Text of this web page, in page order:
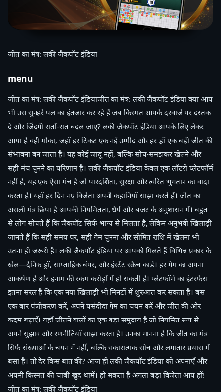
जीत का मंत्र: लकी जैकपॉट इंडिया
menu
जीत का मंत्र: लकी जैकपॉट इंडियाजीत का मंत्र: लकी जैकपॉट इंडिया क्या आप
भी उस सुनहरे पल का इंतजार कर रहे हैं जब किस्मत आपके दरवाजे पर दस्तक
दे और जिंदगी रातों-रात बदल जाए? लकी जैकपॉट इंडिया आपके लिए लेकर
आया है वही मौका, जहाँ हर टिकट एक नई उम्मीद और हर ड्रॉ एक बड़ी जीत की
संभावना बन जाता है। यह कोई जादू नहीं, बल्कि सोच-समझकर खेलने और
सही मंच चुनने का परिणाम है। लकी जैकपॉट इंडिया केवल एक लॉटरी प्लेटफॉर्म
नहीं है, यह एक ऐसा मंच है जो पारदर्शिता, सुरक्षा और त्वरित भुगतान का वादा
करता है। यहाँ हर दिन नए विजेता अपनी कहानियाँ साझा करते हैं। जीत का
असली मंत्र छिपा है आपकी नियमितता, धैर्य और बजट के अनुशासन में। बहुत
से लोग सोचते हैं कि जैकपॉट सिर्फ भाग्य से मिलता है, लेकिन अनुभवी खिलाड़ी
जानते हैं कि सही समय पर, सही गेम चुनना और सीमित राशि में खेलना भी
उतना ही जरूरी है। लकी जैकपॉट इंडिया पर आपको मिलते हैं विभिन्न प्रकार के
खेल—दैनिक ड्रॉ, साप्ताहिक बंपर, और इंस्टेंट स्क्रैच कार्ड। हर गेम का अपना
आकर्षण है और इनाम की रकम करोड़ों में हो सकती है। प्लेटफॉर्म का इंटरफेस
इतना सरल है कि एक नया खिलाड़ी भी मिनटों में शुरुआत कर सकता है। बस
एक बार पंजीकरण करें, अपने पसंदीदा गेम का चयन करें और जीत की ओर
कदम बढ़ाएँ। यहाँ जीतने वालों का एक बड़ा समुदाय है जो नियमित रूप से
अपने सुझाव और रणनीतियाँ साझा करता है। उनका मानना है कि जीत का मंत्र
सिर्फ संख्याओं के चयन में नहीं, बल्कि सकारात्मक सोच और लगातार प्रयास में
बसा है। तो देर किस बात की? आज ही लकी जैकपॉट इंडिया को अपनाएँ और
अपनी किस्मत की चाबी खुद थामें। हो सकता है अगला बड़ा विजेता आप हों!
जीत का मंत्र: लकी जैकपॉट इंडिया